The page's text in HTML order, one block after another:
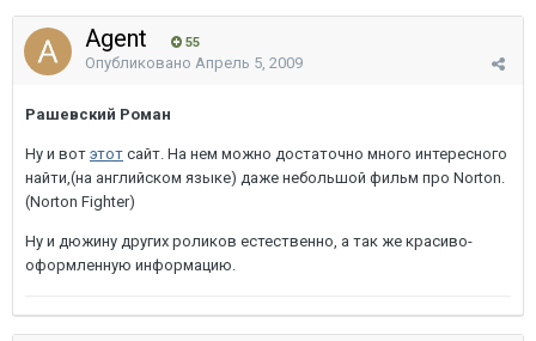
Agent 55
Опубликовано Апрель 5, 2009
Рашевский Роман
Ну и вот этот сайт. На нем можно достаточно много интересного
найти,(на английском языке) даже небольшой фильм про Norton.
(Norton Fighter)
Ну и дюжину других роликов естественно, а так же красиво-
оформленную информацию.